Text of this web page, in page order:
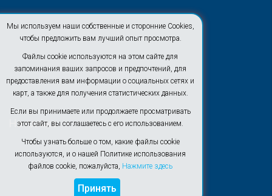
Мы используем наши собственные и сторонние Cookies,
чтобы предложить вам лучший опыт просмотра.
Файлы cookie используются на этом сайте для
запоминания ваших запросов и предпочтений, для
предоставления вам информации о социальных сетях и
карт, а также для получения статистических данных.
Если вы принимаете или продолжаете просматривать
этот сайт, вы соглашаетесь с его использованием.
Чтобы узнать больше о том, какие файлы cookie
используются, и о нашей Политике использования
файлов cookie, пожалуйста, Нажмите здесь
Принять
На пляже